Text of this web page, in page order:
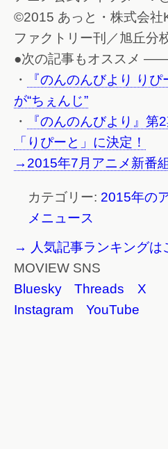
©2015 あっと・株式会社
ファクトリー刊／旭丘分
●次の記事もオスス
・
『のんのんびより り
が“ちぇんじ”
・
『のんのんびより』第
「りぴーと」に決定！
→2015年7月アニメ新番
カテゴリー: 2015年の
メニュース
→ 人気記事ランキングは
MOVIEW SNS
Bluesky
Threads
X
Instagram
YouTube